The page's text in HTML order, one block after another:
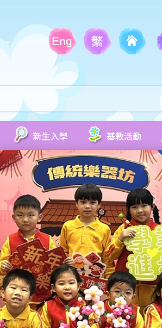
新生入學 基教活動